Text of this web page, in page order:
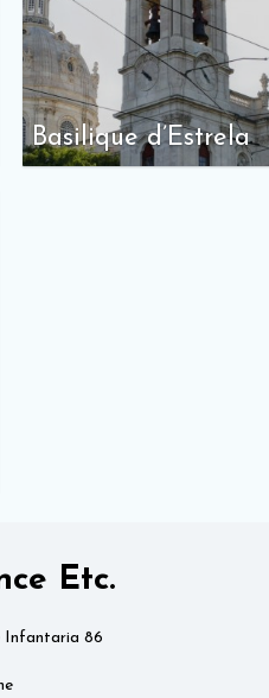
Basilique d’Estrela
Etc.
Infantaria 86